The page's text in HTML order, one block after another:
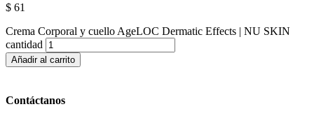
$ 61
Crema Corporal y cuello AgeLOC Dermatic Effects | NU SKIN
cantidad
Añadir al carrito
Contáctanos